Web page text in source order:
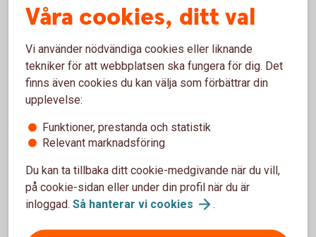
år
Startbelopp (kr)
0 kr
kr
Avkastning per år (%)
Våra cookies, ditt val
Vi använder nödvändiga cookies eller liknande
tekniker för att webbplatsen ska fungera för dig. Det
finns även cookies du kan välja som förbättrar din
upplevelse:
Funktioner, prestanda och statistik
Relevant marknadsföring
Du kan ta tillbaka ditt cookie-medgivande när du vill,
på cookie-sidan eller under din profil när du är
inloggad. Så hanterar vi cookies .